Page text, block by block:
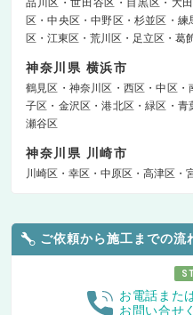
品川区 世田谷区 目黒区 大
区
中央区 中野区 杉並区 練
区
江東区 荒川区 足立区 葛
神奈川県 横浜市
鶴見区 神奈川区 西区 中区
子区
金沢区 港北区 緑区 青
瀬谷区
神奈川県 川崎市
川崎区 幸区 中原区 高津区
ご依頼から施工までの流
お電話また
お問い合せ